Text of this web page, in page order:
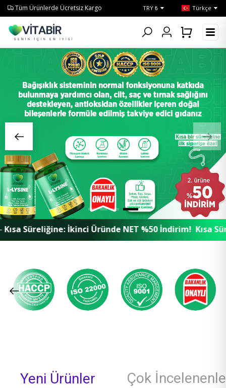
Tüm Ürünlerde Ücretsiz Kargo TRY ₺ Türkçe
İkinci Üründe NET %50 İndirim!Kısa Süreliğine:
Yeni Ürünler Çok